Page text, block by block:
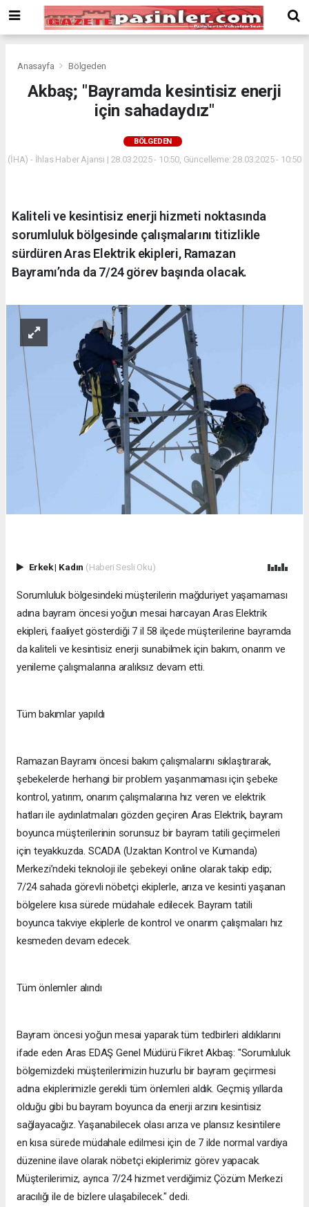
Bonusu
Veren
deneme
siteler
Veren
Anasayfa Bölgeden
Akbaş; "Bayramda kesintisiz enerji
için sahadaydız"
BÖLGEDEN
(İHA) - İhlas Haber Ajansı | 28.03.2025 - 10:50, Güncelleme: 28.03.2025 - 10:50
Kaliteli ve kesintisiz enerji hizmeti noktasında
sorumluluk bölgesinde çalışmalarını titizlikle
sürdüren Aras Elektrik ekipleri, Ramazan
Bayramı’nda da 7/24 görev başında olacak.
Erkek| Kadın (Haberi Sesli Oku)
Sorumluluk bölgesindeki müşterilerin mağduriyet yaşamaması
adına bayram öncesi yoğun mesai harcayan Aras Elektrik
ekipleri, faaliyet gösterdiği 7 il 58 ilçede müşterilerine bayramda
da kaliteli ve kesintisiz enerji sunabilmek için bakım, onarım ve
yenileme çalışmalarına aralıksız devam etti.
Tüm bakımlar yapıldı
Ramazan Bayramı öncesi bakım çalışmalarını sıklaştırarak,
şebekelerde herhangi bir problem yaşanmaması için şebeke
kontrol, yatırım, onarım çalışmalarına hız veren ve elektrik
hatları ile aydınlatmaları gözden geçiren Aras Elektrik, bayram
boyunca müşterilerinin sorunsuz bir bayram tatili geçirmeleri
için teyakkuzda. SCADA (Uzaktan Kontrol ve Kumanda)
Merkezi’ndeki teknoloji ile şebekeyi online olarak takip edip;
7/24 sahada görevli nöbetçi ekiplerle, arıza ve kesinti yaşanan
bölgelere kısa sürede müdahale edilecek. Bayram tatili
boyunca takviye ekiplerle de kontrol ve onarım çalışmaları hız
kesmeden devam edecek.
Tüm önlemler alındı
Bayram öncesi yoğun mesai yaparak tüm tedbirleri aldıklarını
ifade eden Aras EDAŞ Genel Müdürü Fikret Akbaş: "Sorumluluk
bölgemizdeki müşterilerimizin huzurlu bir bayram geçirmesi
adına ekiplerimizle gerekli tüm önlemleri aldık. Geçmiş yıllarda
olduğu gibi bu bayram boyunca da enerji arzını kesintisiz
sağlayacağız. Yaşanabilecek olası arıza ve plansız kesintilere
en kısa sürede müdahale edilmesi için de 7 ilde normal vardiya
düzenine ilave olarak nöbetçi ekiplerimiz görev yapacak.
Müşterilerimiz, ayrıca 7/24 hizmet verdiğimiz Çözüm Merkezi
aracılığı ile de bizlere ulaşabilecek." dedi.